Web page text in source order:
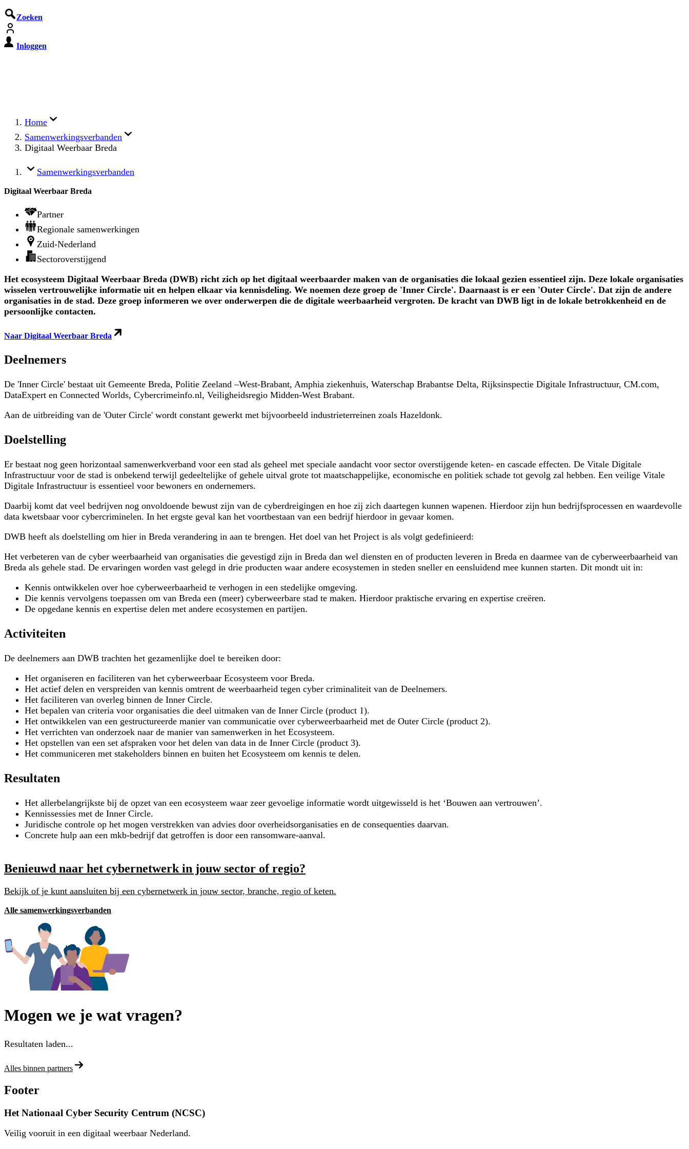
Zoeken
Inloggen
Home
Samenwerkingsverbanden
Digitaal Weerbaar Breda
Samenwerkingsverbanden
Digitaal Weerbaar Breda
Partner
Regionale samenwerkingen
Zuid-Nederland
Sectoroverstijgend
Het ecosysteem Digitaal Weerbaar Breda (DWB) richt zich op het digitaal weerbaarder maken van de organisaties die lokaal gezien essentieel zijn. Deze lokale organisaties
wisselen vertrouwelijke informatie uit en helpen elkaar via kennisdeling. We noemen deze groep de 'Inner Circle'. Daarnaast is er een 'Outer Circle'. Dat zijn de andere
organisaties in de stad. Deze groep informeren we over onderwerpen die de digitale weerbaarheid vergroten. De kracht van DWB ligt in de lokale betrokkenheid en de
persoonlijke contacten.
Naar Digitaal Weerbaar Breda
Deelnemers
De 'Inner Circle' bestaat uit Gemeente Breda, Politie Zeeland –West-Brabant, Amphia ziekenhuis, Waterschap Brabantse Delta, Rijksinspectie Digitale Infrastructuur, CM.com,
DataExpert en Connected Worlds, Cybercrimeinfo.nl, Veiligheidsregio Midden-West Brabant.
Aan de uitbreiding van de 'Outer Circle' wordt constant gewerkt met bijvoorbeeld industrieterreinen zoals Hazeldonk.
Doelstelling
Er bestaat nog geen horizontaal samenwerkverband voor een stad als geheel met speciale aandacht voor sector overstijgende keten- en cascade effecten. De Vitale Digitale
Infrastructuur voor de stad is onbekend terwijl gedeeltelijke of gehele uitval grote tot maatschappelijke, economische en politiek schade tot gevolg zal hebben. Een veilige Vitale
Digitale Infrastructuur is essentieel voor bewoners en ondernemers.
Daarbij komt dat veel bedrijven nog onvoldoende bewust zijn van de cyberdreigingen en hoe zij zich daartegen kunnen wapenen. Hierdoor zijn hun bedrijfsprocessen en waardevolle
data kwetsbaar voor cybercriminelen. In het ergste geval kan het voortbestaan van een bedrijf hierdoor in gevaar komen.
DWB heeft als doelstelling om hier in Breda verandering in aan te brengen. Het doel van het Project is als volgt gedefinieerd:
Het verbeteren van de cyber weerbaarheid van organisaties die gevestigd zijn in Breda dan wel diensten en of producten leveren in Breda en daarmee van de cyberweerbaarheid van
Breda als gehele stad. De ervaringen worden vast gelegd in drie producten waar andere ecosystemen in steden sneller en eensluidend mee kunnen starten. Dit mondt uit in:
Kennis ontwikkelen over hoe cyberweerbaarheid te verhogen in een stedelijke omgeving.
Die kennis vervolgens toepassen om van Breda een (meer) cyberweerbare stad te maken. Hierdoor praktische ervaring en expertise creëren.
De opgedane kennis en expertise delen met andere ecosystemen en partijen.
Activiteiten
De deelnemers aan DWB trachten het gezamenlijke doel te bereiken door:
Het organiseren en faciliteren van het cyberweerbaar Ecosysteem voor Breda.
Het actief delen en verspreiden van kennis omtrent de weerbaarheid tegen cyber criminaliteit van de Deelnemers.
Het faciliteren van overleg binnen de Inner Circle.
Het bepalen van criteria voor organisaties die deel uitmaken van de Inner Circle (product 1).
Het ontwikkelen van een gestructureerde manier van communicatie over cyberweerbaarheid met de Outer Circle (product 2).
Het verrichten van onderzoek naar de manier van samenwerken in het Ecosysteem.
Het opstellen van een set afspraken voor het delen van data in de Inner Circle (product 3).
Het communiceren met stakeholders binnen en buiten het Ecosysteem om kennis te delen.
Resultaten
Het allerbelangrijkste bij de opzet van een ecosysteem waar zeer gevoelige informatie wordt uitgewisseld is het ‘Bouwen aan vertrouwen’.
Kennissessies met de Inner Circle.
Juridische controle op het mogen verstrekken van advies door overheidsorganisaties en de consequenties daarvan.
Concrete hulp aan een mkb-bedrijf dat getroffen is door een ransomware-aanval.
Benieuwd naar het cybernetwerk in jouw sector of regio?
Bekijk of je kunt aansluiten bij een cybernetwerk in jouw sector, branche, regio of keten.
Alle samenwerkingsverbanden
Mogen we je wat vragen?
Resultaten laden...
Alles binnen partners
Footer
Het Nationaal Cyber Security Centrum (NCSC)
Veilig vooruit in een digitaal weerbaar Nederland.